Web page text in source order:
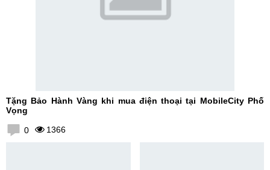
Tặng Bảo Hành Vàng khi mua điện thoại tại MobileCity Phố
Vọng
0 1366